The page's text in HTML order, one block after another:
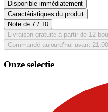
Disponible immédiatement
Caractéristiques du produit
Note de 7 / 10
Livraison gratuite à partir de 12
Commandé aujourd’hui avant
Onze selectie